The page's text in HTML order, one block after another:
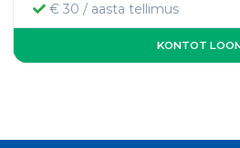
€ 30 / aasta tellimus
KONTOT